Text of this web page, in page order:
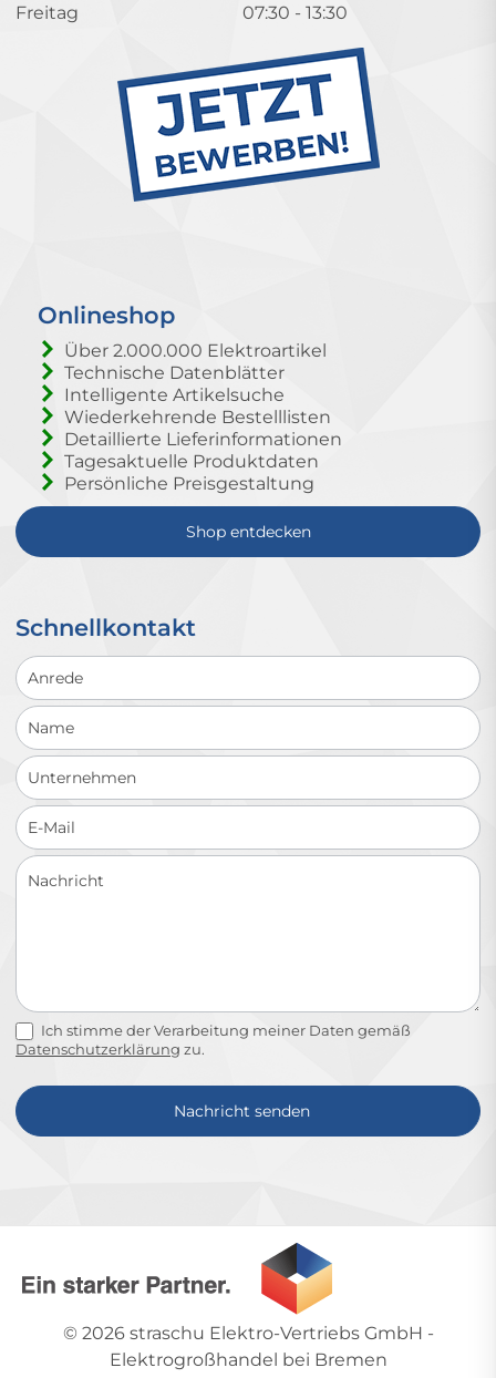
Freitag
07:30 - 13:30
Onlineshop
Über 2.000.000 Elektroartikel
Technische Datenblätter
Intelligente Artikelsuche
Wiederkehrende Bestelllisten
Detaillierte Lieferinformationen
Tagesaktuelle Produktdaten
Persönliche Preisgestaltung
Shop entdecken
Schnellkontakt
Schnellkontakt
Ich stimme der Verarbeitung meiner Daten gemäß
Datenschutzerklärung zu.
Nachricht senden
© 2026 straschu Elektro-Vertriebs GmbH -
Elektrogroßhandel bei Bremen